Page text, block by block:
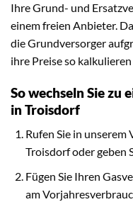
Ihre Grund- und
einem freien Anbieter.
die Grundversorger
ihre Preise so
So wechseln Sie zu
in Troisdorf
Rufen Sie in unserem
Troisdorf oder geben
Fügen Sie Ihren
am